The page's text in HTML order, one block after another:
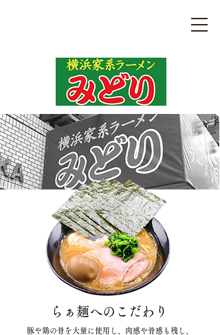
らぁ麺へのこだわり
豚や鶏の骨を大量に使用し、肉感や骨感も残し、